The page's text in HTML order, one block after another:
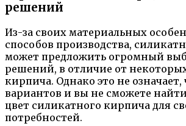
решений
Из-за своих материальных
способов производства,
может предложить огромный
решений, в отличие от
кирпича. Однако это не означает,
вариантов и вы не сможете
цвет силикатного кирпича для
потребностей.